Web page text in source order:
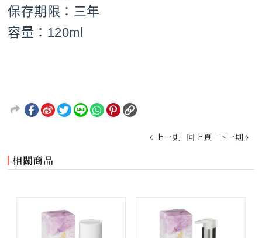
保存期限：三年
容量：120ml
上一則 回上頁 下一則
相關商品